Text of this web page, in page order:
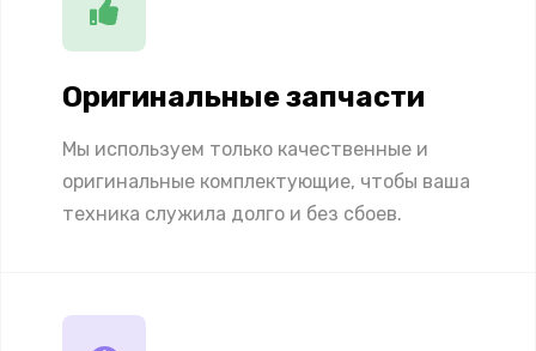
Оригинальные запчасти
Мы используем только качественные и
оригинальные комплектующие, чтобы ваша
техника служила долго и без сбоев.